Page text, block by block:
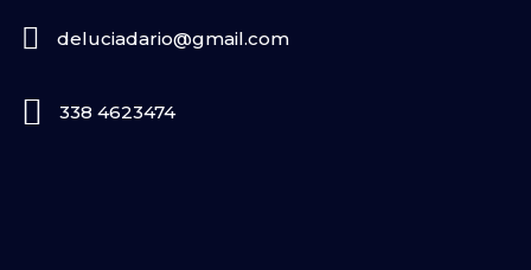
deluciadario@gmail.com
338 4623474